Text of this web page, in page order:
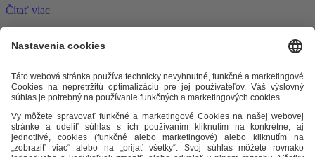
Čítať viac
Odkazy
Alternatívne riešenie sporov
Práva a povinnosti odberateľov
Ochrana osobných údajov Cenník zemný plyn Časopis Teplo v
meste Impresum Etický kódex Podmienky a ustanovenia Mapa
STEFE Martin, a.s.